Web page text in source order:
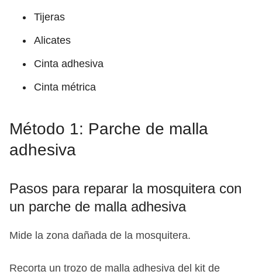
Tijeras
Alicates
Cinta adhesiva
Cinta métrica
Método 1: Parche de malla
adhesiva
Pasos para reparar la mosquitera con
un parche de malla adhesiva
Mide la zona dañada de la mosquitera.
Recorta un trozo de malla adhesiva del kit de